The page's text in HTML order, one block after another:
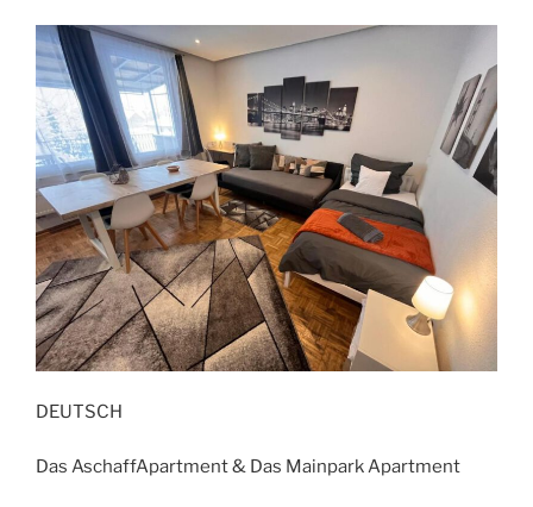
DEUTSCH
Das AschaffApartment & Das Mainpark Apartment